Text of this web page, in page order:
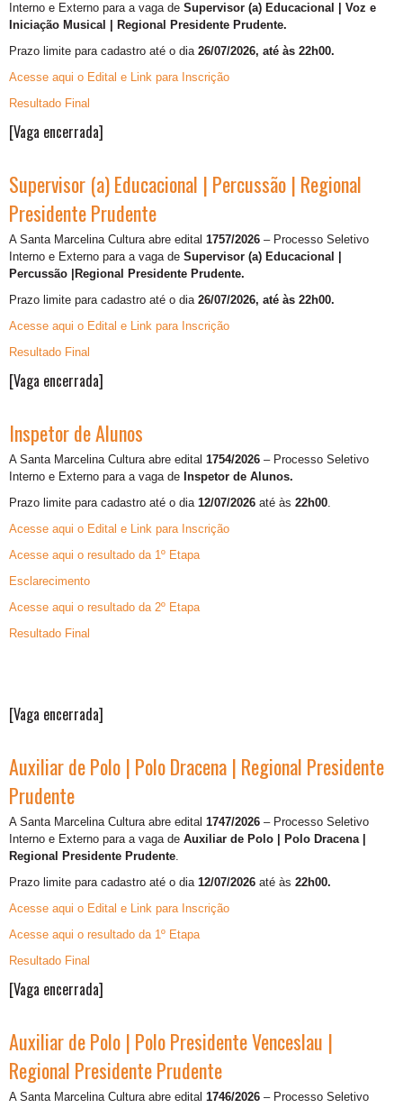
Interno e Externo para a vaga de Supervisor (a) Educacional | Voz e
Iniciação Musical | Regional Presidente Prudente.
Prazo limite para cadastro até o dia 26/07/2026, até às 22h00.
Acesse aqui o Edital e Link para Inscrição
Resultado Final
[Vaga encerrada]
Supervisor (a) Educacional | Percussão | Regional
Presidente Prudente
A Santa Marcelina Cultura abre edital 1757/2026 – Processo Seletivo
Interno e Externo para a vaga de Supervisor (a) Educacional |
Percussão |Regional Presidente Prudente.
Prazo limite para cadastro até o dia 26/07/2026, até às 22h00.
Acesse aqui o Edital e Link para Inscrição
Resultado Final
[Vaga encerrada]
Inspetor de Alunos
A Santa Marcelina Cultura abre edital 1754/2026 – Processo Seletivo
Interno e Externo para a vaga de Inspetor de Alunos.
Prazo limite para cadastro até o dia12/07/2026 até às 22h00.
Acesse aqui o Edital e Link para Inscrição
Acesse aqui o resultado da 1º Etapa
Esclarecimento
Acesse aqui o resultado da 2º Etapa
Resultado Final
[Vaga encerrada]
Auxiliar de Polo | Polo Dracena | Regional Presidente
Prudente
A Santa Marcelina Cultura abre edital 1747/2026 – Processo Seletivo
Interno e Externo para a vaga de Auxiliar de Polo | Polo Dracena |
Regional Presidente Prudente.
Prazo limite para cadastro até o dia12/07/2026 até às 22h00.
Acesse aqui o Edital e Link para Inscrição
Acesse aqui o resultado da 1º Etapa
Resultado Final
[Vaga encerrada]
Auxiliar de Polo | Polo Presidente Venceslau |
Regional Presidente Prudente
A Santa Marcelina Cultura abre edital 1746/2026 – Processo Seletivo